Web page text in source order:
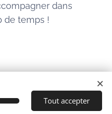
dans
de temps !
Tout accepter